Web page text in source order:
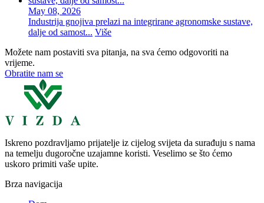
May 08, 2026
Industrija gnojiva prelazi na integrirane agronomske sustave,
dalje od samost... Više
Možete nam postaviti sva pitanja, na sva ćemo odgovoriti na
vrijeme.
Obratite nam se
Iskreno pozdravljamo prijatelje iz cijelog svijeta da surađuju s nama
na temelju dugoročne uzajamne koristi. Veselimo se što ćemo
uskoro primiti vaše upite.
Brza navigacija